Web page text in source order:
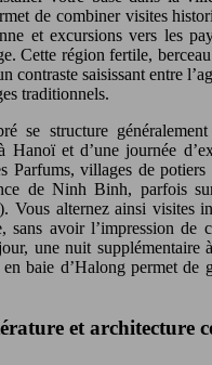
de combiner visites
et excursions vers les
Cette région fertile,
contraste saisissant entre
traditionnels.
se structure
Hanoï et d’une journée
Parfums, villages de
de Ninh Binh, parfois
Vous alternez ainsi visites
sans avoir l’impression de
une nuit supplémentaire
baie d’Halong permet de
et architecture